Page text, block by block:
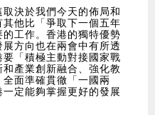
決於我們今天的佈局和
他比「爭取下一個五年
工作。香港的獨特優勢
方向也在兩會中有所透
「積極主動對接國家戰
產業創新融合、強化教
面準確貫徹「一國兩
定能夠掌握更好的發展